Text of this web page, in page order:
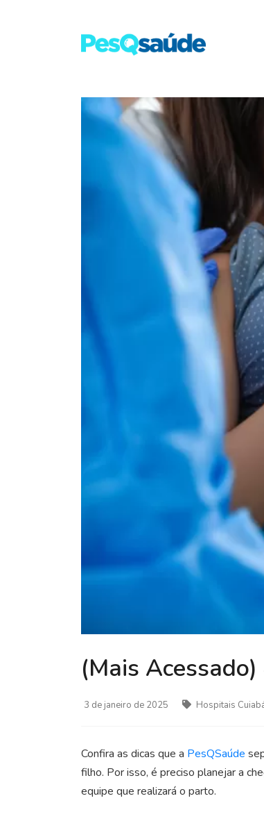
(Mais
3 de janeiro de 2025 Hospitais
Confira as dicas que a PesQSaúde
filho. Por isso, é preciso planejar a
equipe que realizará o parto.